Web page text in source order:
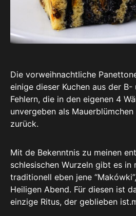
Die vorweihnachtliche
einige dieser Kuchen aus der
Fehlern, die in den eigenen 4
unvergeben als
zurück.
Mit de Bekenntnis zu meinen
schlesischen Wurzeln gibt es in
traditionell eben jene
Heiligen Abend. Für diesen ist
einzige Ritus, der geblieben